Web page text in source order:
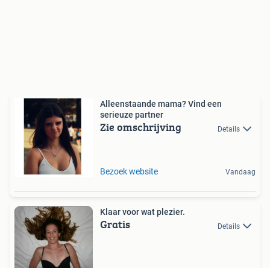
Alleenstaande mama? Vind een
serieuze partner
Zie omschrijving Details
Bezoek website Vandaag
Klaar voor wat plezier.
Gratis Details